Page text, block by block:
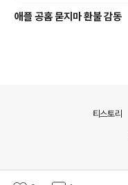
애플 공홈 묻지마 환불 감동
티스토리